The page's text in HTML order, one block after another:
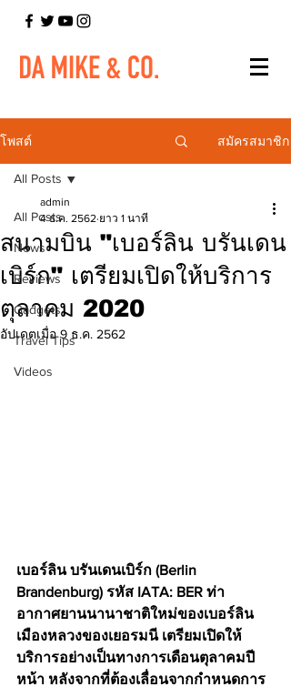
โพสต์ สมัครสมาชิก
All Posts
News
Reviews
Gadgets
Travel Tips
Videos
All Posts
สนามบิน "เบอร์ลิน บรันเดน
เบิร์ก" เตรียมเปิดให้บริการ
ตุลาคม 2020
admin
4 ธ.ค. 2562 ยาว 1 นาที
อัปเดตเมื่อ9 ธ.ค. 2562
เบอร์ลิน บรันเดนเบิร์ก (Berlin
Brandenburg) รหัส IATA: BER ท่า
อากาศยานนานาชาติใหม่ของเบอร์ลิน
เมืองหลวงของเยอรมนี เตรียมเปิดให้
บริการอย่างเป็นทางการเดือนตุลาคมปี
หน้า หลังจากที่ต้องเลื่อนจากกำหนดการ